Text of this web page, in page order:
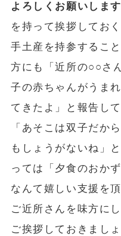
よろしくお願いします
を持って挨拶してお
手土産を持参するこ
方にも「近所の○○さ
子の赤ちゃんがうま
てきたよ」と報告し
「あそこは双子だか
もしょうがないね」
っては「夕食のおか
なんて嬉しい支援を
ご近所さんを味方に
ご挨拶しておきましょ